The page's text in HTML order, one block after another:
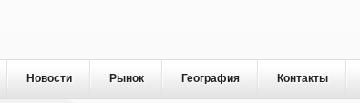
Новости Рынок География Контакты